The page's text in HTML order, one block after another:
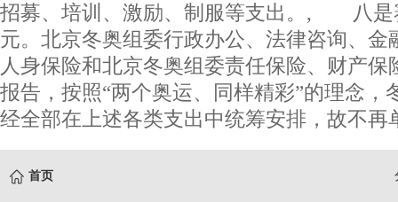
招募、培训、激励、制服等支出。, 八是
元。北京冬奥组委行政办公、法律咨询、金
人身保险和北京冬奥组委责任保险、财
报告，按照“两个奥运、同样精彩”的理念，
经全部在上述各类支出中统筹安排，故不再
首页